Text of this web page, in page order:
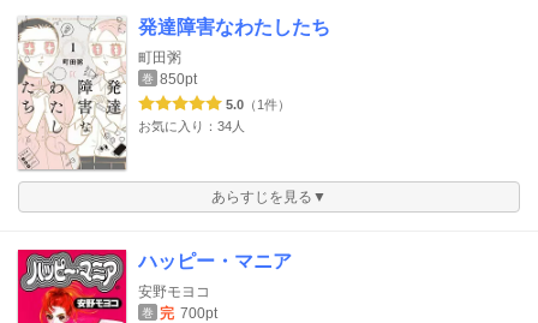
発達障害なわたしたち
町田粥
巻 850pt
5.0 （1件）
お気に入り：34人
あらすじを見る▼
ハッピー・マニア
安野モヨコ
巻 完 700pt